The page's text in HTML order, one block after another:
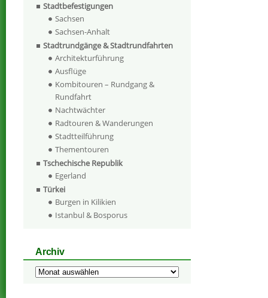
Stadtbefestigungen
Sachsen
Sachsen-Anhalt
Stadtrundgänge & Stadtrundfahrten
Architekturführung
Ausflüge
Kombitouren – Rundgang &
Rundfahrt
Nachtwächter
Radtouren & Wanderungen
Stadtteilführung
Thementouren
Tschechische Republik
Egerland
Türkei
Burgen in Kilikien
Istanbul & Bosporus
Archiv
Archiv